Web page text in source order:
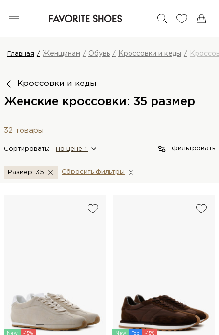
Главная Женщинам Обувь Кроссовки и кеды
Кроссовки и кеды
Женские кроссовки: 35 размер
32 товары
Сортировать: По цене ↑ Фильтровать
Размер: 35 Сбросить фильтры
New -15% New Top -15%